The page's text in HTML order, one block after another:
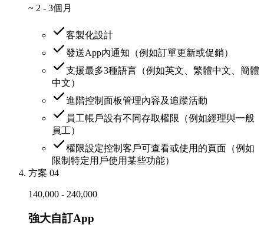
~ 2 - 3個月
客製化設計
發送App內通知（例如訂單更新或促銷）
支援最多3種語言（例如英文、繁體中文、簡體
中文）
進階控制面板管理內容及追蹤活動
員工帳戶設有不同存取權限（例如經理與一般
員工）
權限設定控制客戶可查看或使用的頁面（例如
限制特定用戶使用某些功能）
方案 04
140,000 - 240,000
強大自訂App